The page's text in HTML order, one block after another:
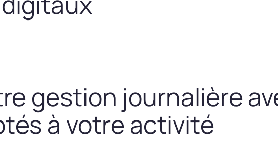
gestion journalière
à votre activité